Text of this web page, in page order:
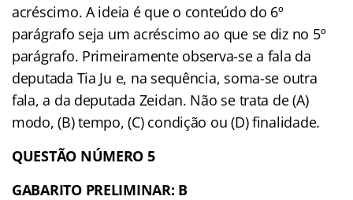
acréscimo. A ideia é que o conteúdo do 6º
parágrafo seja um acréscimo ao que se diz no 5º
parágrafo. Primeiramente observa-se a fala da
deputada Tia Ju e, na sequência, soma-se outra
fala, a da deputada Zeidan. Não se trata de (A)
modo, (B) tempo, (C) condição ou (D) finalidade.
QUESTÃO NÚMERO 5
GABARITO PRELIMINAR: B